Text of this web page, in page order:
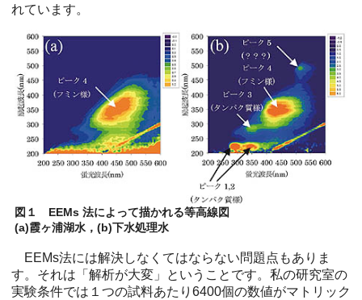
れています。
図１ EEMs 法によって描かれる等高線図
(a)霞ヶ浦湖水，(b)下水処理水
EEMs法には解決しなくてはならない問題点もありま
す。それは「解析が大変」ということです。私の研究室の
実験条件では１つの試料あたり6400個の数値がマトリック